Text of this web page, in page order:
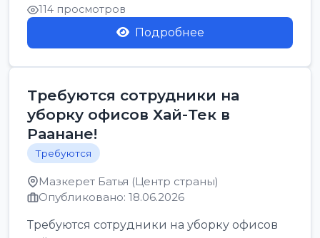
114 просмотров
Подробнее
Требуются сотрудники на
уборку офисов Хай-Тек в
Раанане!
Требуются
Мазкерет Батья (Центр страны)
Опубликовано: 18.06.2026
Требуются сотрудники на уборку офисов